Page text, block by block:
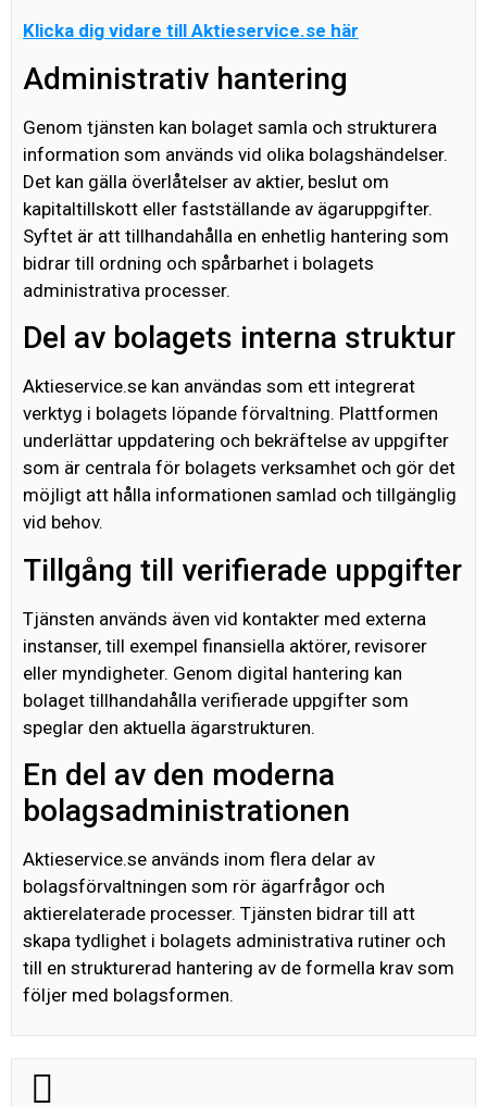
Klicka dig vidare till Aktieservice.se här
Administrativ hantering
Genom tjänsten kan bolaget samla och strukturera
information som används vid olika bolagshändelser.
Det kan gälla överlåtelser av aktier, beslut om
kapitaltillskott eller fastställande av ägaruppgifter.
Syftet är att tillhandahålla en enhetlig hantering som
bidrar till ordning och spårbarhet i bolagets
administrativa processer.
Del av bolagets interna struktur
Aktieservice.se kan användas som ett integrerat
verktyg i bolagets löpande förvaltning. Plattformen
underlättar uppdatering och bekräftelse av uppgifter
som är centrala för bolagets verksamhet och gör det
möjligt att hålla informationen samlad och tillgänglig
vid behov.
Tillgång till verifierade uppgifter
Tjänsten används även vid kontakter med externa
instanser, till exempel finansiella aktörer, revisorer
eller myndigheter. Genom digital hantering kan
bolaget tillhandahålla verifierade uppgifter som
speglar den aktuella ägarstrukturen.
En del av den moderna
bolagsadministrationen
Aktieservice.se används inom flera delar av
bolagsförvaltningen som rör ägarfrågor och
aktierelaterade processer. Tjänsten bidrar till att
skapa tydlighet i bolagets administrativa rutiner och
till en strukturerad hantering av de formella krav som
följer med bolagsformen.